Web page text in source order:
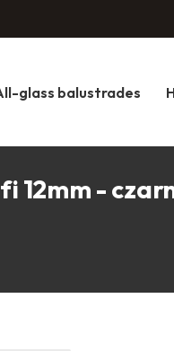
glass balustrades
12mm -